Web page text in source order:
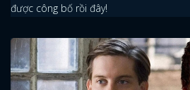
được công bố rồi đây!